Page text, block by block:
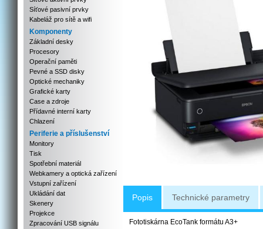
Síťové pasivní prvky
Kabeláž pro sítě a wifi
Komponenty
Základní desky
Procesory
Operační paměti
Pevné a SSD disky
Optické mechaniky
Grafické karty
Case a zdroje
Přídavné interní karty
Chlazení
Periferie a příslušenství
Monitory
Tisk
Spotřební materiál
Webkamery a optická zařízení
Vstupní zařízení
Ukládání dat
Skenery
Projekce
Zpracování USB signálu
Popis Technické parametry
Fototiskárna EcoTank formátu A3+